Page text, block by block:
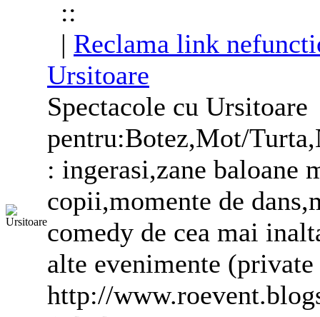
::
| Reclama link
Ursitoare
Spectacole cu Ursitoare
pentru:Botez,Mot/
: ingerasi,zane baloane
copii,momente de
comedy de cea mai
alte evenimente
http://